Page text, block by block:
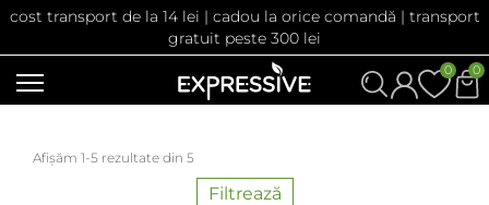
cost transport de la 14 lei | cadou la orice comandă | transport
gratuit peste 300 lei
0
0
Afișăm 1-5 rezultate din 5
Filtrează